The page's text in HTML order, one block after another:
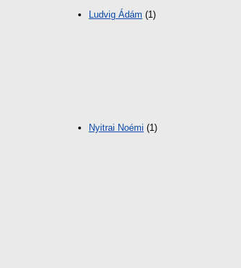
Ludvig Ádám (1)
Nyitrai Noémi (1)